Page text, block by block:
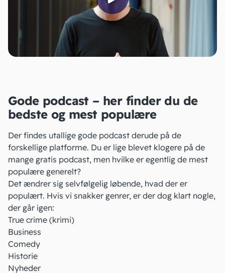
Gode podcast – her finder du de
bedste og mest populære
Der findes utallige gode podcast derude på de
forskellige platforme. Du er lige blevet klogere på de
mange gratis podcast, men hvilke er egentlig de mest
populære generelt?
Det ændrer sig selvfølgelig løbende, hvad der er
populært. Hvis vi snakker genrer, er der dog klart nogle,
der går igen:
True crime (krimi)
Business
Comedy
Historie
Nyheder